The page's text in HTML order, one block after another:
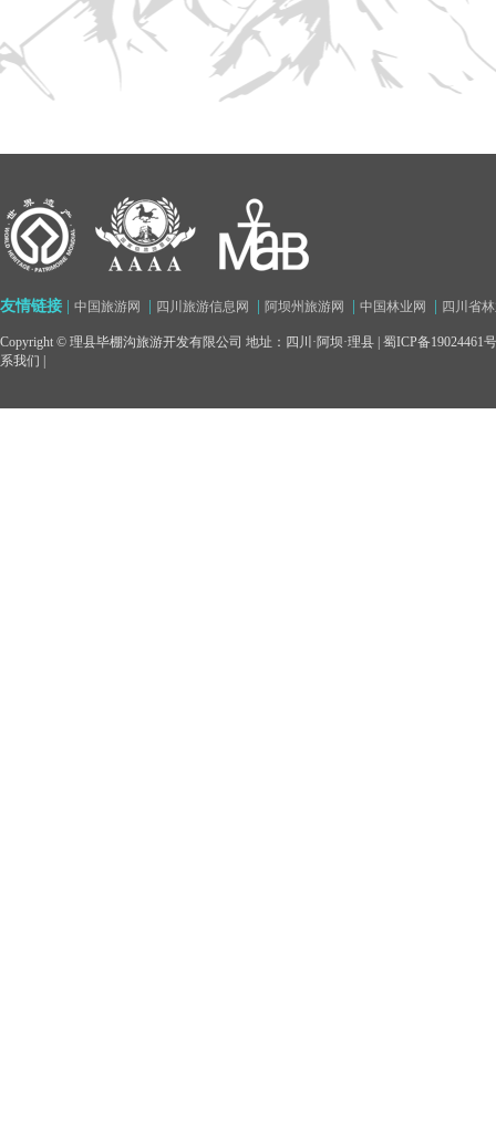
友情链接 中国旅游网 四川旅游信息网 阿坝州旅游网 中国林业网 四川省
Copyright © 理县毕棚沟旅游开发有限公司 地址：四川·阿坝·理县 | 蜀ICP备19024461号
系我们